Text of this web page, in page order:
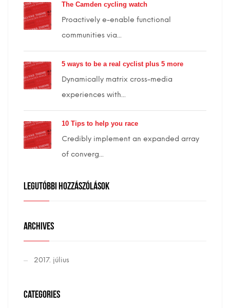
The Camden cycling watch
Proactively e-enable functional
communities via...
5 ways to be a real cyclist plus 5 more
Dynamically matrix cross-media
experiences with...
10 Tips to help you race
Credibly implement an expanded array
of converg...
LEGUTÓBBI HOZZÁSZÓLÁSOK
ARCHIVES
2017. július
CATEGORIES